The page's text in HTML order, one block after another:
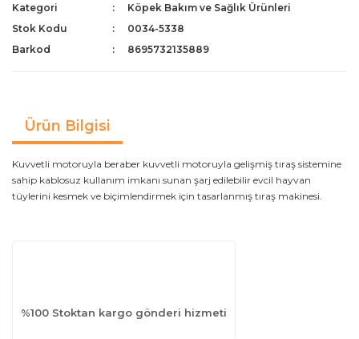
Kategori
Köpek Bakım ve Sağlık Ürünleri
Stok Kodu
0034-5338
Barkod
8695732135889
Ürün Bilgisi
Kuvvetli motoruyla beraber kuvvetli motoruyla gelişmiş tıraş sistemine
sahip kablosuz kullanım imkanı sunan şarj edilebilir evcil hayvan
tüylerini kesmek ve biçimlendirmek için tasarlanmış tıraş makinesi.
%100 Stoktan kargo gönderi hizmeti